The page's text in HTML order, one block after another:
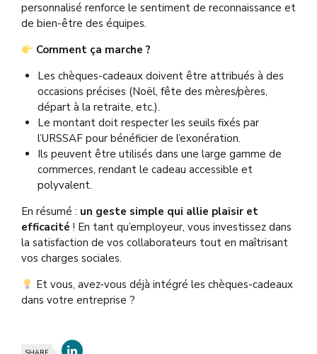
personnalisé renforce le sentiment de reconnaissance et
de bien-être des équipes.
Comment ça marche ?
Les chèques-cadeaux doivent être attribués à des
occasions précises (Noël, fête des mères/pères,
départ à la retraite, etc.).
Le montant doit respecter les seuils fixés par
l’URSSAF pour bénéficier de l’exonération.
Ils peuvent être utilisés dans une large gamme de
commerces, rendant le cadeau accessible et
polyvalent.
En résumé : un geste simple qui allie plaisir et
efficacité ! En tant qu’employeur, vous investissez dans
la satisfaction de vos collaborateurs tout en maîtrisant
vos charges sociales.
Et vous, avez-vous déjà intégré les chèques-cadeaux
dans votre entreprise ?